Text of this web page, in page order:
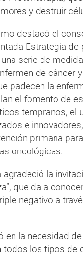
y destruir
destacó el
Estrategia de
serie de
de cáncer
padecen la
el fomento de
tempranos, el
e
primaria
oncológicas.
agradeció la
que da a
negativo a
en la necesidad
todos los tipos de